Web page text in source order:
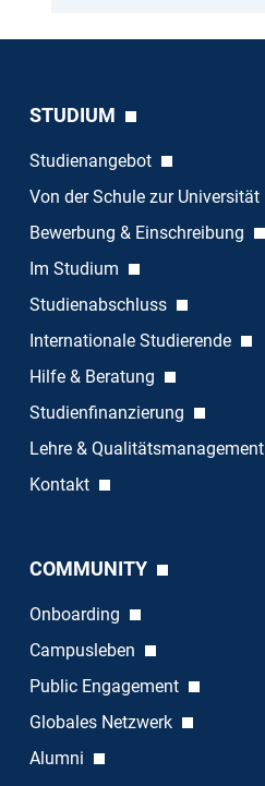
STUDIUM
Studienangebot
Von der Schule zur Universität
Bewerbung & Einschreibung
Im Studium
Studienabschluss
Internationale Studierende
Hilfe & Beratung
Studienfinanzierung
Lehre & Qualitätsmanagement
Kontakt
COMMUNITY
Onboarding
Campusleben
Public Engagement
Globales Netzwerk
Alumni